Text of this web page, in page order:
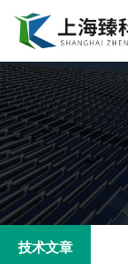
技术文章